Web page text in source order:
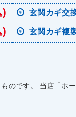
) 玄関カギ交
) 玄関カギ複
のです。 当店「ホ